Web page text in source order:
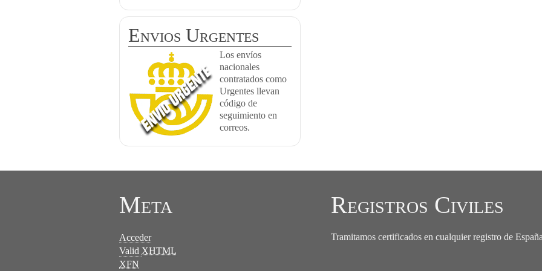
Envios Urgentes
Los envíos
nacionales
contratados como
Urgentes llevan
código de
seguimiento en
correos.
Meta
Acceder
Valid XHTML
XFN
Registros Civiles
Tramitamos certificados en cualquier registro de